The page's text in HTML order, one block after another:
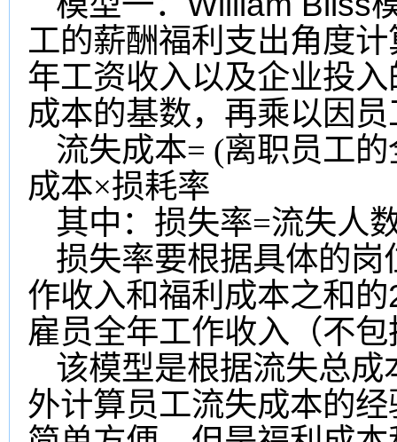
工的薪酬福利支出角度
年工资收入以及企业投
成本的基数，再乘以因
流失成本= (离职员工
成本×损耗率
其中：损失率=流失人
损失率要根据具体的
作收入和福利成本之和的
雇员全年工作收入（不
该模型是根据流失总
外计算员工流失成本的